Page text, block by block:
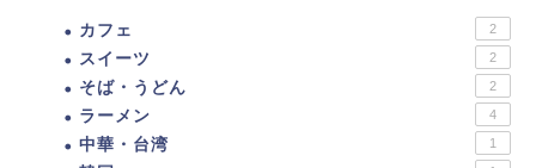
カフェ 2
スイーツ 2
そば・うどん 2
ラーメン 4
中華・台湾 1